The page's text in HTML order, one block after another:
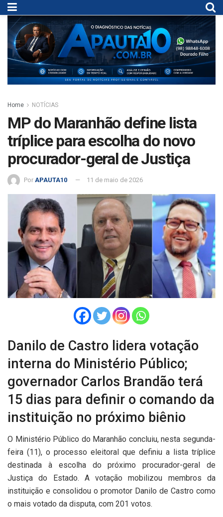
Home NOTÍCIAS
MP do Maranhão define lista
tríplice para escolha do novo
procurador-geral de Justiça
Por APAUTA10 11 de maio de 2026
Danilo de Castro lidera votação
interna do Ministério Público;
governador Carlos Brandão terá
15 dias para definir o comando da
instituição no próximo biênio
O Ministério Público do Maranhão concluiu, nesta segunda-
feira (11), o processo eleitoral que definiu a lista tríplice
destinada à escolha do próximo procurador-geral de
Justiça do Estado. A votação mobilizou membros da
instituição e consolidou o promotor Danilo de Castro como
o mais votado da disputa, com 201 votos.